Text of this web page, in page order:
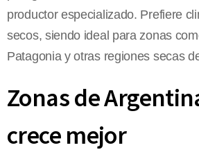
productor especializado. Prefiere
secos, siendo ideal para zonas
Patagonia y otras regiones secas
Zonas de
crece mejor